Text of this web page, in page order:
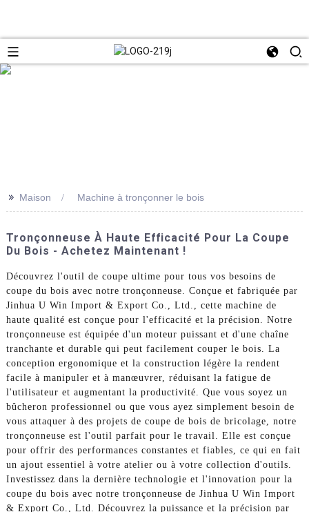
>> Maison Machine à tronçonner le bois
Tronçonneuse À Haute Efficacité Pour La Coupe
Du Bois - Achetez Maintenant !
Découvrez l'outil de coupe ultime pour tous vos besoins de
coupe du bois avec notre tronçonneuse. Conçue et fabriquée par
Jinhua U Win Import & Export Co., Ltd., cette machine de
haute qualité est conçue pour l'efficacité et la précision. Notre
tronçonneuse est équipée d'un moteur puissant et d'une chaîne
tranchante et durable qui peut facilement couper le bois. La
conception ergonomique et la construction légère la rendent
facile à manipuler et à manœuvrer, réduisant la fatigue de
l'utilisateur et augmentant la productivité. Que vous soyez un
bûcheron professionnel ou que vous ayez simplement besoin de
vous attaquer à des projets de coupe de bois de bricolage, notre
tronçonneuse est l'outil parfait pour le travail. Elle est conçue
pour offrir des performances constantes et fiables, ce qui en fait
un ajout essentiel à votre atelier ou à votre collection d'outils.
Investissez dans la dernière technologie et l'innovation pour la
coupe du bois avec notre tronçonneuse de Jinhua U Win Import
& Export Co., Ltd. Découvrez la puissance et la précision par